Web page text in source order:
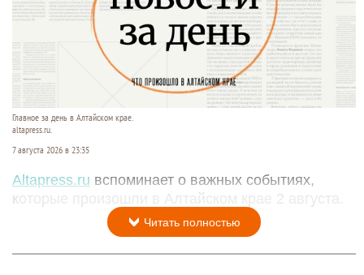
Главное за день в Алтайском крае.
altapress.ru.
7 августа 2026 в 23:35
Altapress.ru вспоминает о важных событиях,
которые произошли в Алтайском крае 2 августа.
Читать полностью